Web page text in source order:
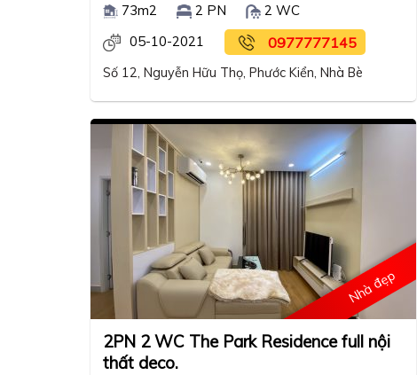
73m2 2 PN
2 WC
05-10-2021
0977777145
Số 12, Nguyễn Hữu Thọ, Phước Kiển, Nhà Bè
Nhà đẹp
2PN 2 WC The Park Residence full nội
thất deco.